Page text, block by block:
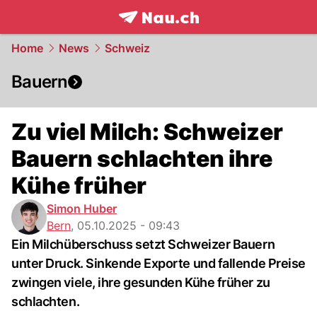
frontpage.NAU.ch
Home News Schweiz
Bauern
Zu viel Milch: Schweizer
Bauern schlachten ihre
Kühe früher
Simon Huber
Bern, 05.10.2025 - 09:43
Ein Milchüberschuss setzt Schweizer Bauern
unter Druck. Sinkende Exporte und fallende Preise
zwingen viele, ihre gesunden Kühe früher zu
schlachten.